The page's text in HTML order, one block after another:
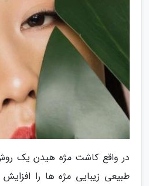
در واقع کاشت مژه هیدن یک
طبیعی زیبایی مژه ها را